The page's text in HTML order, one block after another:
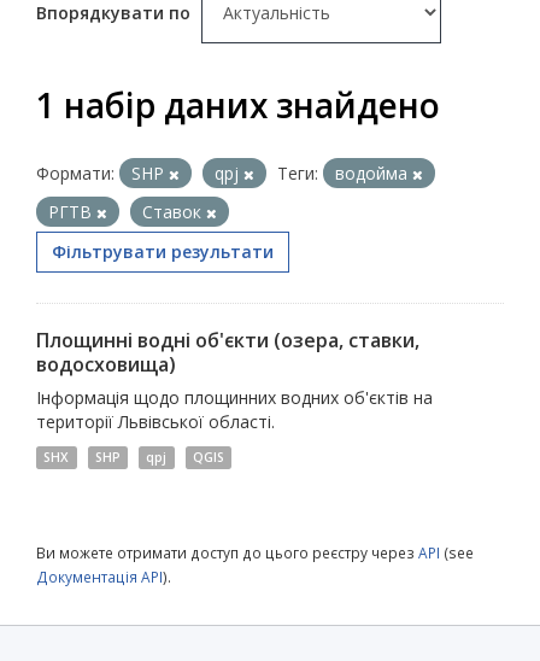
Впорядкувати по
1 набір даних знайдено
Формати: SHP qpj Теги:
водойма
РГТВ
Ставок
Фільтрувати результати
Площинні водні об'єкти (озера, ставки,
водосховища)
Інформація щодо площинних водних об'єктів на
території Львівської області.
SHX SHP qpj QGIS
Ви можете отримати доступ до цього реєстру через API (see
Документація API).